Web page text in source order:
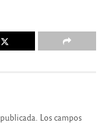
Los campos